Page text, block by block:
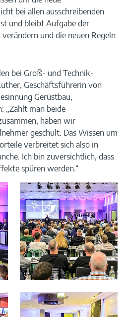
bei allen ausschreibenden
und bleibt Aufgabe der
und die neuen Regeln
bei Groß- und Technik-
Geschäftsführerin von
Gerüstbau,
„Zählt man beide
haben wir
geschult. Das Wissen um
verbreitet sich also in
Ich bin zuversichtlich, dass
spüren werden.“